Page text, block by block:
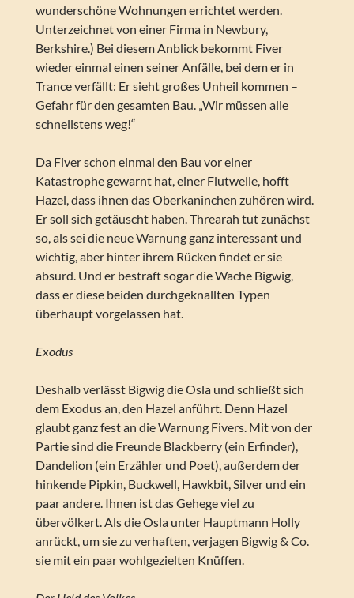
wunderschöne Wohnungen errichtet werden.
Unterzeichnet von einer Firma in Newbury,
Berkshire.) Bei diesem Anblick bekommt Fiver
wieder einmal einen seiner Anfälle, bei dem er in
Trance verfällt: Er sieht großes Unheil kommen –
Gefahr für den gesamten Bau. „Wir müssen alle
schnellstens weg!“
Da Fiver schon einmal den Bau vor einer
Katastrophe gewarnt hat, einer Flutwelle, hofft
Hazel, dass ihnen das Oberkaninchen zuhören wird.
Er soll sich getäuscht haben. Threarah tut zunächst
so, als sei die neue Warnung ganz interessant und
wichtig, aber hinter ihrem Rücken findet er sie
absurd. Und er bestraft sogar die Wache Bigwig,
dass er diese beiden durchgeknallten Typen
überhaupt vorgelassen hat.
Exodus
Deshalb verlässt Bigwig die Osla und schließt sich
dem Exodus an, den Hazel anführt. Denn Hazel
glaubt ganz fest an die Warnung Fivers. Mit von der
Partie sind die Freunde Blackberry (ein Erfinder),
Dandelion (ein Erzähler und Poet), außerdem der
hinkende Pipkin, Buckwell, Hawkbit, Silver und ein
paar andere. Ihnen ist das Gehege viel zu
übervölkert. Als die Osla unter Hauptmann Holly
anrückt, um sie zu verhaften, verjagen Bigwig & Co.
sie mit ein paar wohlgezielten Knüffen.